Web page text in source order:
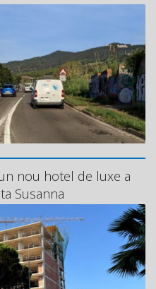
nou hotel de luxe a
Susanna